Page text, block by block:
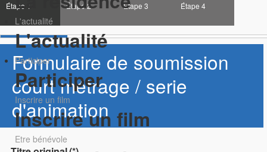
L'actualité
L'actualité
Participer
Participer
Inscrire un film
Inscrire un film
Etre bénévole
Étape 1 Étape 2 Étape 3 Étape 4
Formulaire de soumission
court métrage / serie
d'animation